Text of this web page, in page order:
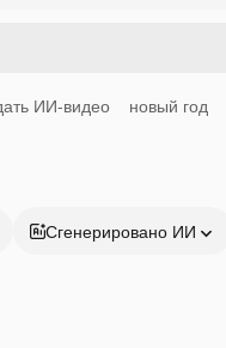
ИИ-видео новый год
Сгенерировано ИИ